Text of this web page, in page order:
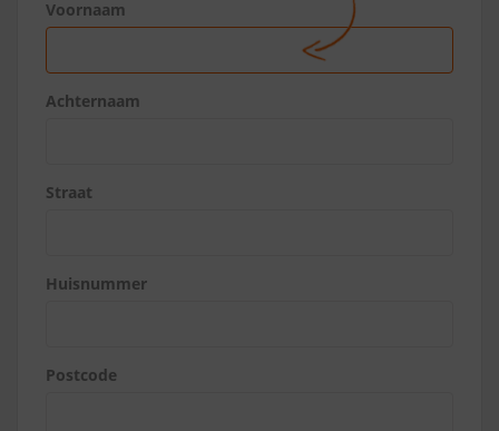
Voornaam
Achternaam
Straat
Huisnummer
Postcode